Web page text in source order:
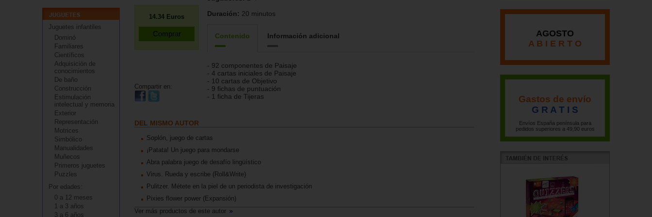
Juguetes infantiles
Dominó
Familiares
Científicos
Adquisición de
conocimientos
De baño
Construcción
Estimulación
intelectual y memoria
Exterior
Representación
Motrices
Simbólico
Manualidades
Muñecos
Primeros juguetes
Puzzles
Por edades:
0 a 12 meses
1 a 3 años
3 a 6 años
14.34 Euros
Compartir en:
Duración: 20 minutos
Contenido Información adicional
- 92 componentes de Paisaje
- 4 cartas iniciales de Paisaje
- 10 cartas de Objetivo
- 9 fichas de puntuación
- 1 ficha de Tijeras
DEL MISMO AUTOR
Soplón, juego de cartas
¡Patata! Un juego para mondarse
Abra palabra juego de desafío lingüístico
Virus. Rueda y escribe (Roll&Write)
Pulitzer. Métete en la piel de un periodista de investigación
Pixies flower power (Expansión)
Ver más productos de este autor
AGOSTO
A B I E R T O
Gastos de envío
G R A T I S
Envíos España península para
pedidos superiores a 49,90 euros